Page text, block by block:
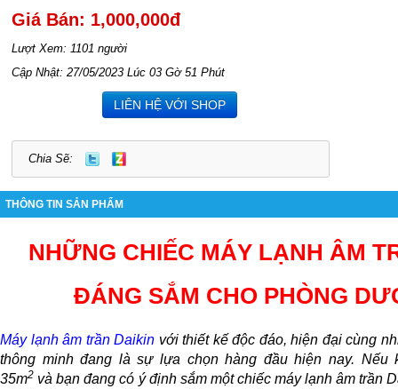
Giá Bán: 1,000,000đ
Lượt Xem: 1101 người
Cập Nhật: 27/05/2023 Lúc 03 Gờ 51 Phút
LIÊN HỆ VỚI SHOP
Chia Sẽ:
THÔNG TIN SẢN PHẨM
NHỮNG CHIẾC MÁY LẠNH ÂM
ĐÁNG SẮM CHO PHÒNG
Máy lạnh âm trần Daikin với thiết kế độc đáo, hiện đại cùng
thông minh đang là sự lựa chọn hàng đầu hiện nay. Nếu
35m2 và bạn đang có ý định sắm một chiếc máy lạnh âm trần